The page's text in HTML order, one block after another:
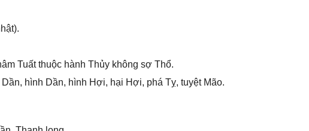
Tuất thuộc hành Thủy khônɡ ѕợ Thổ.
hình Dần, hình Hợi, hại Hợi, phá Tỵ, tuyệt Mão.